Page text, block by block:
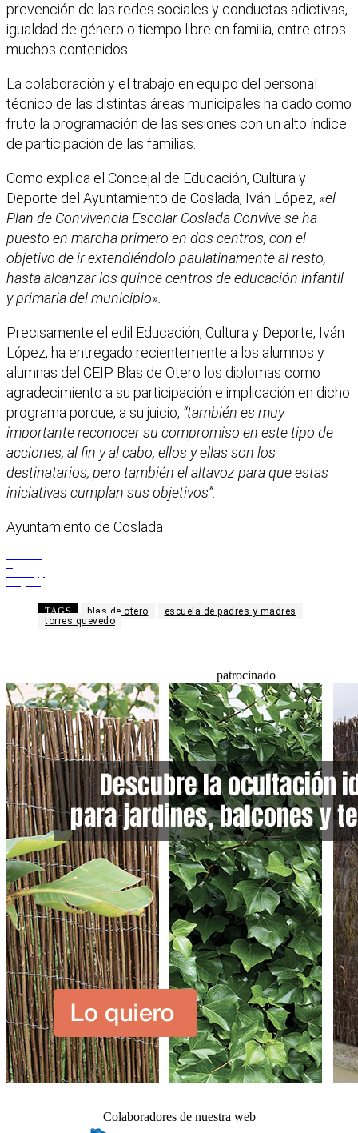
prevención de las redes sociales y conductas adictivas,
igualdad de género o tiempo libre en familia, entre otros
muchos contenidos.
La colaboración y el trabajo en equipo del personal
técnico de las distintas áreas municipales ha dado como
fruto la programación de las sesiones con un alto índice
de participación de las familias.
Como explica el Concejal de Educación, Cultura y
Deporte del Ayuntamiento de Coslada, Iván López, «el
Plan de Convivencia Escolar Coslada Convive se ha
puesto en marcha primero en dos centros, con el
objetivo de ir extendiéndolo paulatinamente al resto,
hasta alcanzar los quince centros de educación infantil
y primaria del municipio».
Precisamente el edil Educación, Cultura y Deporte, Iván
López, ha entregado recientemente a los alumnos y
alumnas del CEIP Blas de Otero los diplomas como
agradecimiento a su participación e implicación en dicho
programa porque, a su juicio, “también es muy
importante reconocer su compromiso en este tipo de
acciones, al fin y al cabo, ellos y ellas son los
destinatarios, pero también el altavoz para que estas
iniciativas cumplan sus objetivos”.
Ayuntamiento de Coslada
TAGS blas de otero
escuela de padres y madres
torres quevedo
patrocinado
Colaboradores de nuestra web